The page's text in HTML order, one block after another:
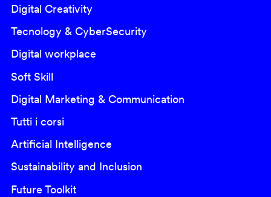
Digital Creativity
Tecnology & CyberSecurity
Digital workplace
Soft Skill
Digital Marketing & Communication
Tutti i corsi
Artificial Intelligence
Sustainability and Inclusion
Future Toolkit